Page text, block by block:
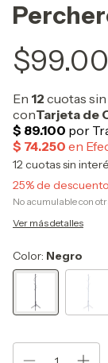
12cuotas sin
25% de descuento
No acumulable con
Ver más detalles
Color: Negro